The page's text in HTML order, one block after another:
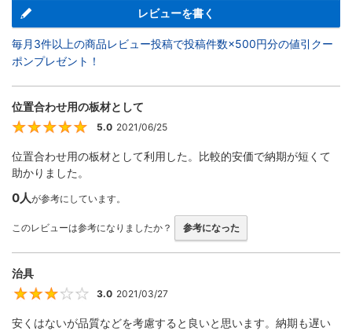
レビューを書く
毎月3件以上の商品レビュー投稿で投稿件数×500円分の値引クー
ポンプレゼント！
位置合わせ用の板材として
5
5.0 2021/06/25
位置合わせ用の板材として利用した。比較的安価で納期が短くて
助かりました。
0人が参考にしています。
このレビューは参考になりましたか？ 参考になった
治具
3
3.0 2021/03/27
安くはないが品質などを考慮すると良いと思います。納期も遅い